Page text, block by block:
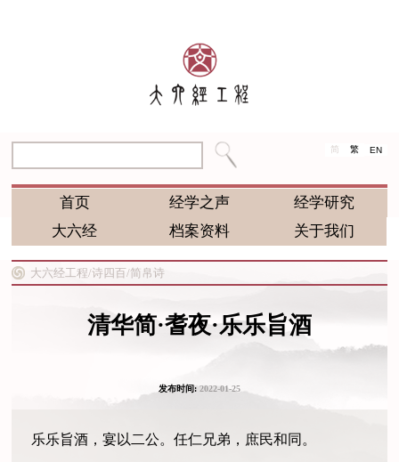
简 繁 EN
首页 经学之声
经学研究
大六经
档案资料 关于我们
大六经工程/诗四百/简帛诗
清华简·耆夜·乐乐旨酒
发布时间:2022-01-25
乐乐旨酒，宴以二公。任仁兄弟，庶民和同。